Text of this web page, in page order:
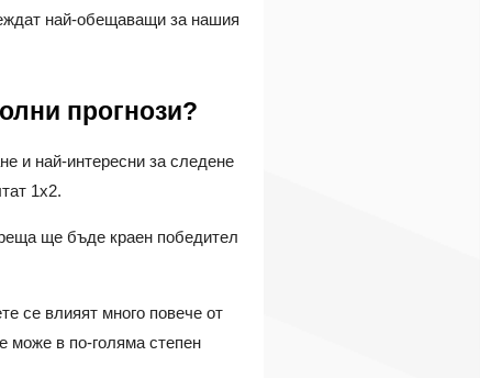
най-обещаващи за нашия
прогнози?
и най-интересни за следене
1х2.
ще бъде краен победител
се влияят много повече от
може в по-голяма степен